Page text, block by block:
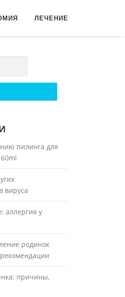
ЛЕЧЕНИЕ
пилинга для
вируса
аллергия у
родинок
причины,
Для любых предложений по